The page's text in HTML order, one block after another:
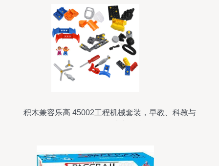
积木兼容乐高 45002工程机械套装，早教、科教与